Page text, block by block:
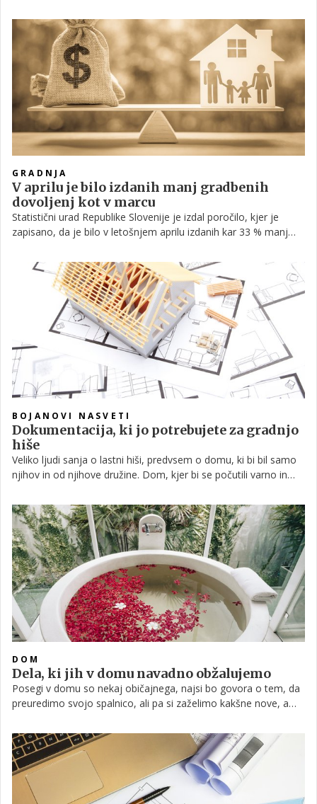
bilo število izdanih gradbenih dovoljenj za novogradnje večje za
sedem odstotkov, načrtovana površina teh novogradenj pa
manjša za dva odstotka.
GRADNJA
V aprilu je bilo izdanih manj gradbenih
dovoljenj kot v marcu
Statistični urad Republike Slovenije je izdal poročilo, kjer je
zapisano, da je bilo v letošnjem aprilu izdanih kar 33 % manj
BOJANOVI NASVETI
Dokumentacija, ki jo potrebujete za gradnjo
hiše
Veliko ljudi sanja o lastni hiši, predvsem o domu, ki bi bil samo
njihov in od njihove družine. Dom, kjer bi se počutili varno in
napornem dnevu umaknili v samoto ali k ljubljeni družini.
Nekateri imajo srečo in hišo podedujejo, drugi morajo zidati
sami, temelj na temelj. Če se odločimo za slednje, moramo čez
dolgotrajni postopek in kar nekaj dokumentov, preden se sploh
lahko lotimo gradnje. Kaj vse potrebujemo za lastno hišo?
Pogovarjali smo se s prvim možem Delovne akcije Bojanom
Žlebnikom.
DOM
Dela, ki jih v domu navadno obžalujemo
Posegi v domu so nekaj običajnega, najsi bo govora o tem, da
preuredimo svojo spalnico, ali pa si zaželimo kakšne nove, a
res običajnega, pa obstajajo določene stvari, določeni posegi v
naš dom, ki jih na dolgi rok obžalujemo.